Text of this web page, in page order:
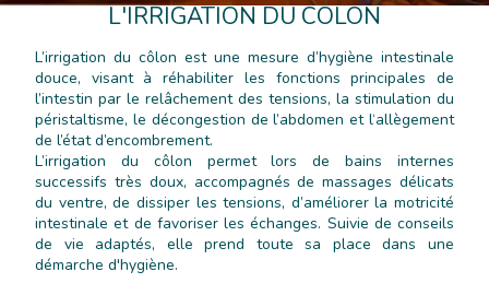
L'IRRIGATION DU CÔLON
L’irrigation du côlon est une mesure d’hygiène intestinale
douce, visant à réhabiliter les fonctions principales de
l’intestin par le relâchement des tensions, la stimulation du
péristaltisme, le décongestion de l’abdomen et l‘allègement
de l’état d’encombrement.
L’irrigation du côlon permet lors de bains internes
successifs très doux, accompagnés de massages délicats
du ventre, de dissiper les tensions, d’améliorer la motricité
intestinale et de favoriser les échanges. Suivie de conseils
de vie adaptés, elle prend toute sa place dans une
démarche d'hygiène.